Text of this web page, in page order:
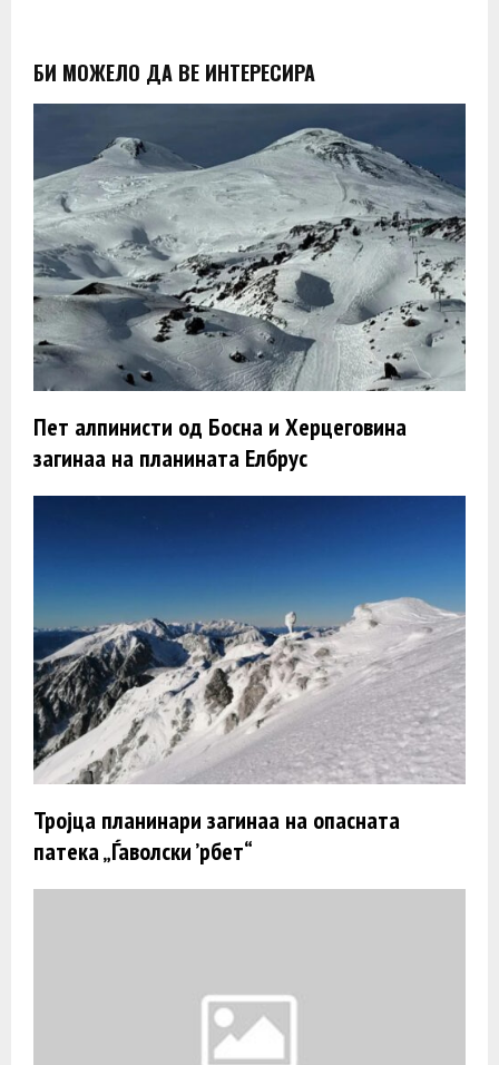
БИ МОЖЕЛО ДА ВЕ ИНТЕРЕСИРА
Пет алпинисти од Босна и Херцеговина
загинаа на планината Елбрус
Тројца планинари загинаа на опасната
патека „Ѓаволски ’рбет“